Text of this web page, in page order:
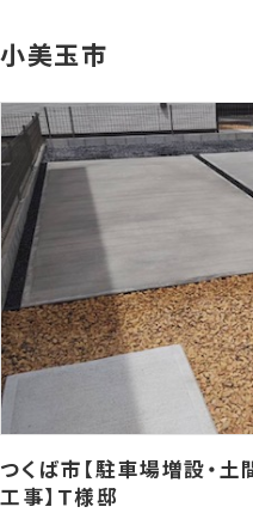
小美玉市
つくば市【駐車場増設・
工事】Ｔ様邸